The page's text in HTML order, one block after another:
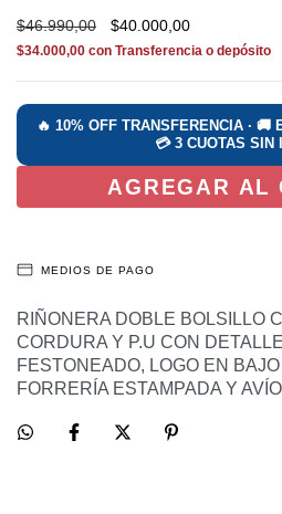
$46.990,00 $40.000,00
$34.000,00 con Transferencia o depósito
MEDIOS DE PAGO
RIÑONERA DOBLE BOLSILLO
CORDURA Y P.U CON
FESTONEADO, LOGO EN
FORRERÍA ESTAMPADA Y